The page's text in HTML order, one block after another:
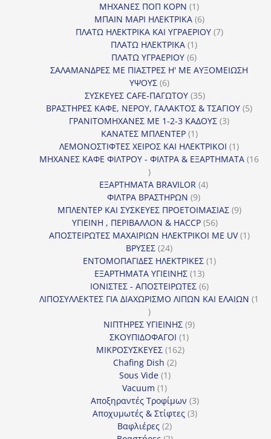
ΜΗΧΑΝΕΣ ΠΟΠ ΚΟΡΝ 11
προϊόν
ΜΠΑΙΝ ΜΑΡΙ ΗΛΕΚΤΡΙΚΑ 66
προϊόντα
ΠΛΑΤΩ ΗΛΕΚΤΡΙΚΑ ΚΑΙ ΥΓΡΑΕΡΙΟΥ 77
ΠΛΑΤΩ ΗΛΕΚΤΡΙΚΑ 11
προϊόν
ΠΛΑΤΩ ΥΓΡΑΕΡΙΟΥ 66
προϊόντα
ΣΑΛΑΜΑΝΔΡΕΣ ΜΕ ΠΙΑΣΤΡΕΣ Η' ΜΕ ΑΥΞΟΜΕΙΩΣΗ
ΥΨΟΥΣ 66
προϊόντα
ΣΥΣΚΕΥΕΣ CAFE-ΠΑΓΩΤΟΥ 3535
προϊόντα
ΒΡΑΣΤΗΡΕΣ ΚΑΦΕ, ΝΕΡΟΥ, ΓΑΛΑΚΤΟΣ & ΤΣΑΓΙΟΥ 55
ΓΡΑΝΙΤΟΜΗΧΑΝΕΣ ΜΕ 1-2-3 ΚΑΔΟΥΣ 33
ΚΑΝΑΤΕΣ ΜΠΛΕΝΤΕΡ 11
προϊόν
ΛΕΜΟΝΟΣΤΙΦΤΕΣ ΧΕΙΡΟΣ ΚΑΙ ΗΛΕΚΤΡΙΚΟΙ 11
προϊόν
ΜΗΧΑΝΕΣ ΚΑΦΕ ΦΙΛΤΡΟΥ - ΦΙΛΤΡΑ & ΕΞΑΡΤΗΜΑΤΑ 16
16
προϊόντα
ΕΞΑΡΤΗΜΑΤΑ BRAVILOR 44
ΦΙΛΤΡΑ ΒΡΑΣΤΗΡΩΝ 99
προϊόντα
ΜΠΛΕΝΤΕΡ ΚΑΙ ΣΥΣΚΕΥΕΣ ΠΡΟΕΤΟΙΜΑΣΙΑΣ 99
ΥΓΙΕΙΝΗ , ΠΕΡΙΒΑΛΛΟΝ & HACCP 5656
προϊόντα
ΑΠΟΣΤΕΙΡΩΤΕΣ ΜΑΧΑΙΡΙΩΝ ΗΛΕΚΤΡΙΚΟΙ ΜΕ UV 11
ΒΡΥΣΕΣ 2424
προϊόντα
ΕΝΤΟΜΟΠΑΓΙΔΕΣ ΗΛΕΚΤΡΙΚΕΣ 11
ΕΞΑΡΤΗΜΑΤΑ ΥΓΙΕΙΝΗΣ 1313
προϊόντα
ΙΟΝΙΣΤΕΣ - ΑΠΟΣΤΕΙΡΩΤΕΣ 66
προϊόντα
ΛΙΠΟΣΥΛΛΕΚΤΕΣ ΓΙΑ ΔΙΑΧΩΡΙΣΜΟ ΛΙΠΩΝ ΚΑΙ ΕΛΑΙΩΝ 1
1
προϊόν
ΝΙΠΤΗΡΕΣ ΥΓΙΕΙΝΗΣ 99
ΣΚΟΥΠΙΔΟΦΑΓΟΙ 11
ΜΙΚΡΟΣΥΣΚΕΥΕΣ 162162
Chafing Dish 22
Sous Vide 11
Vacuum 11
προϊόν
Αποξηραντές Τροφίμων 33
προϊόντα
Αποχυμωτές & Στίφτες 33
Βαφλιέρες 22